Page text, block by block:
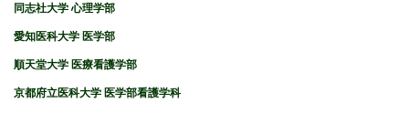
同志社大学 心理学部
愛知医科大学 医学部
順天堂大学 医療看護学部
京都府立医科大学 医学部看護学科